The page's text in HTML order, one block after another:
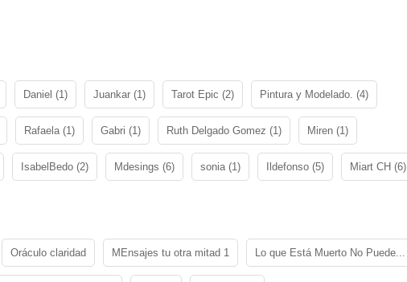
Daniel (1) Juankar (1) Tarot Epic (2) Pintura y Modelado. (4)
Rafaela (1) Gabri (1) Ruth Delgado Gomez (1) Miren (1)
IsabelBedo (2) Mdesings (6) sonia (1) Ildefonso (5) Miart CH (6)
Oráculo claridad MEnsajes tu otra mitad 1 Lo que Está Muerto No Puede...